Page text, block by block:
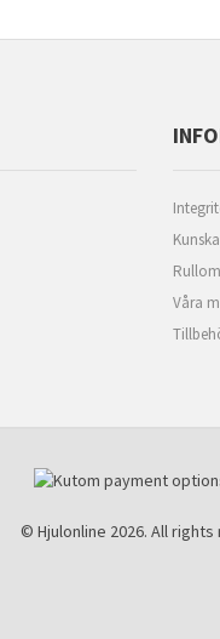
Våra
© Hjulonline 2026. All